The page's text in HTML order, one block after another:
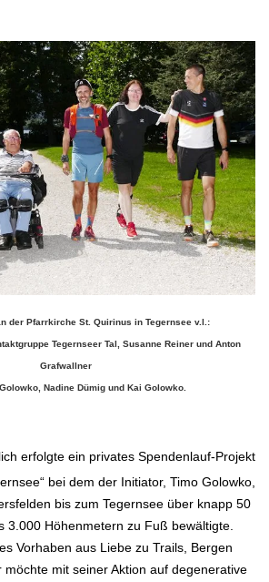
der Pfarrkirche St. Quirinus in Tegernsee v.l.:
Tegernseer Tal, Susanne Reiner und Anton
Grafwallner
Nadine Dümig und Kai Golowko.
erfolgte ein privates Spendenlauf-Projekt
bei dem der Initiator, Timo Golowko,
bis zum Tegernsee über knapp 50
3.000 Höhenmetern zu Fuß bewältigte.
Vorhaben aus Liebe zu Trails, Bergen
mit seiner Aktion auf degenerative